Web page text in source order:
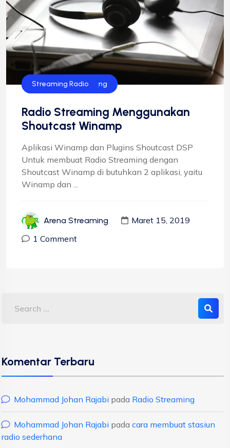
Infrastruktur & Hosting
Shoutcast
Streaming Radio
Radio Streaming Menggunakan
Shoutcast Winamp
Aplikasi Winamp dan Plugins Shoutcast DSP
Untuk membuat Radio Streaming dengan
Shoutcast Winamp di butuhkan 2 aplikasi, yaitu
Winamp dan ...
Arena Streaming
Maret 15, 2019
1 Comment
Komentar Terbaru
Mohammad Johan Rajabi pada Radio Streaming
Mohammad Johan Rajabi pada cara membuat stasiun
radio sederhana